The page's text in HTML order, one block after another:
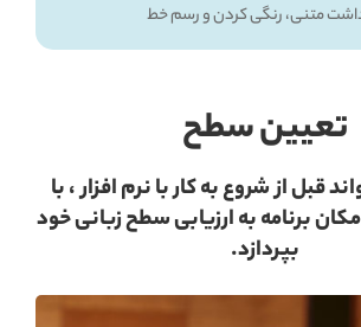
متنی، رنگی کردن و رسم خط
تعیین سطح
قبل از شروع به کار با نرم افزار ، با
برنامه به ارزیابی سطح زبانی خود
بپردازد.